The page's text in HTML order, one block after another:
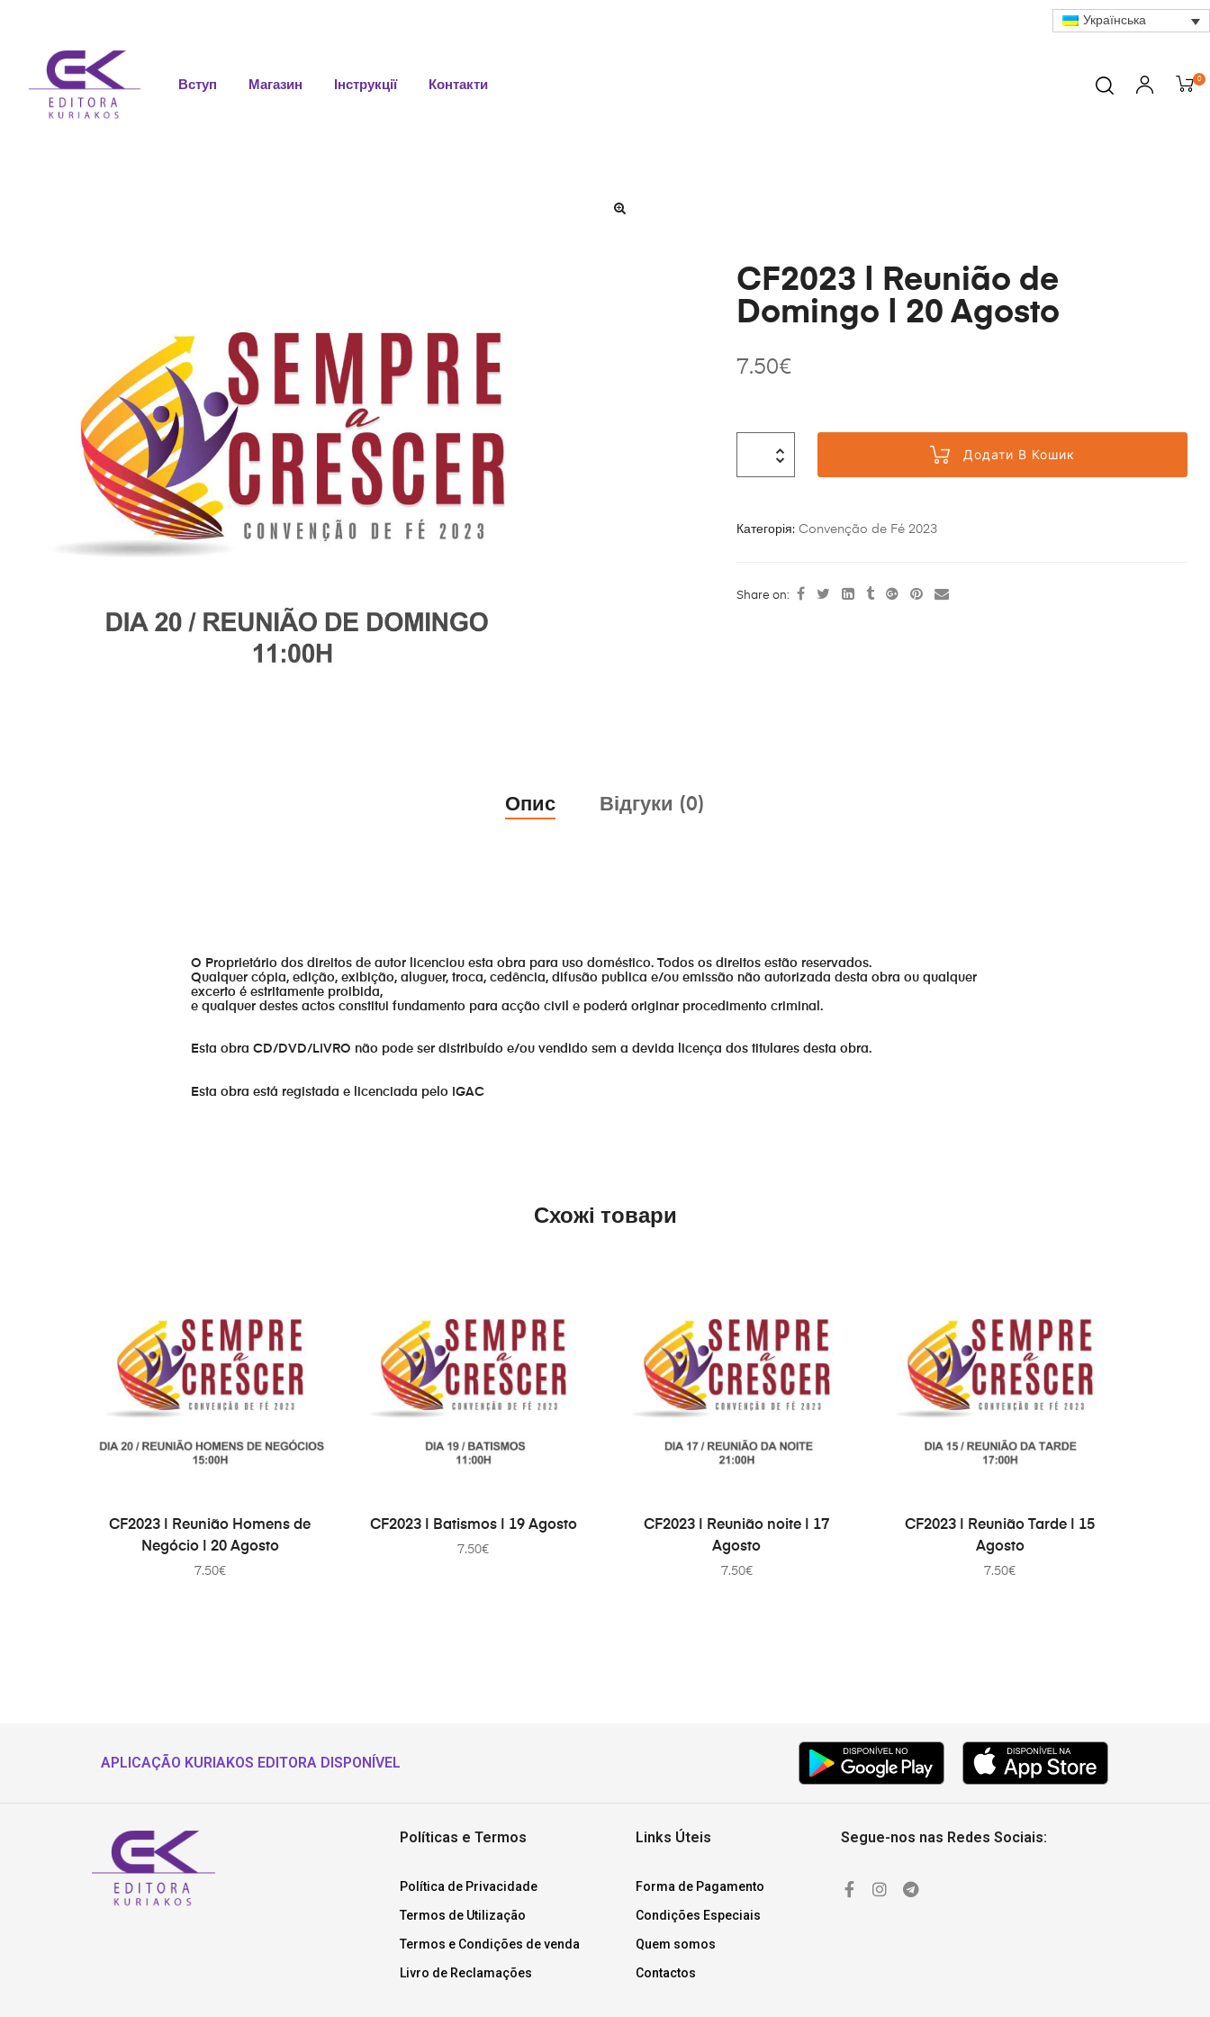
Українська
Вступ Магазин Інструкції Контакти 0
CF2023 | Reunião de
Domingo | 20 Agosto
7.50€
Додати В Кошик
Категорія: Convenção de Fé 2023
Share on:
Опис Відгуки (0)
O Proprietário dos direitos de autor licenciou esta obra para uso doméstico. Todos os direitos estão reservados.
Qualquer cópia, edição, exibição, aluguer, troca, cedência, difusão publica e/ou emissão não autorizada desta obra ou qualquer
excerto é estritamente proibida,
e qualquer destes actos constitui fundamento para acção civil e poderá originar procedimento criminal.
Esta obra CD/DVD/LIVRO não pode ser distribuído e/ou vendido sem a devida licença dos titulares desta obra.
Esta obra está registada e licenciada pelo IGAC
Схожі товари
ДОДАТИ В КОШИК
CF2023 | Reunião Homens de
Negócio | 20 Agosto
7.50€
ДОДАТИ В КОШИК
CF2023 | Batismos | 19 Agosto
7.50€
ДОДАТИ В КОШИК
CF2023 | Reunião noite | 17
Agosto
7.50€
ДОДАТИ В КОШИК
CF2023 | Reunião Tarde | 15
Agosto
7.50€
APLICAÇÃO KURIAKOS EDITORA DISPONÍVEL
Políticas e Termos
Política de Privacidade
Termos de Utilização
Termos e Condições de venda
Livro de Reclamações
Links Úteis
Forma de Pagamento
Condições Especiais
Quem somos
Contactos
Segue-nos nas Redes Sociais: